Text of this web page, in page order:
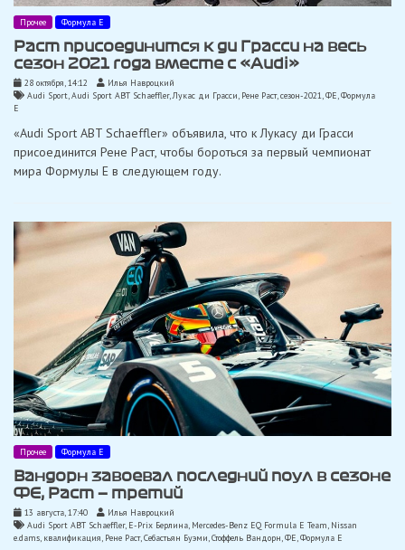
Прочее Формула Е
Раст присоединится к ди Грасси на весь
сезон 2021 года вместе с «Audi»
28 октября, 14:12
Илья Навроцкий
Audi Sport,Audi Sport ABT Schaeffler,Лукас ди Грасси, Рене Раст,сезон-2021,ФЕ,Формула
Е
«Audi Sport ABT Schaeffler» объявила, что к Лукасу ди Грасси
присоединится Рене Раст, чтобы бороться за первый чемпионат
мира Формулы Е в следующем году.
Прочее Формула Е
Вандорн завоевал последний поул в сезоне
ФЕ, Раст — третий
13 августа, 17:40
Илья Навроцкий
Audi Sport ABT Schaeffler, E-Prix Берлина, Mercedes-Benz EQ Formula E Team, Nissan
e.dams, квалификация, Рене Раст,Себастьян Буэми,Стоффель Вандорн,ФЕ,Формула Е